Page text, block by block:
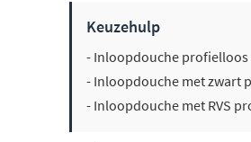
Keuzehulp
- Inloopdouche profielloos
- Inloopdouche met zwart
- Inloopdouche met RVS